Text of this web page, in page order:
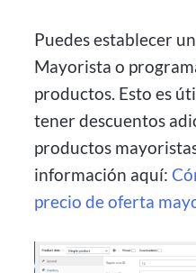
Puedes establecer
Mayorista o
productos. Esto es
tener descuentos
productos
información aquí:
precio de oferta